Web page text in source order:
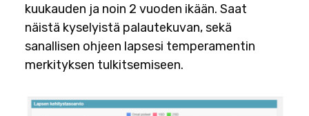
kuukauden ja noin 2 vuoden ikään. Saat
näistä kyselyistä palautekuvan, sekä
sanallisen ohjeen lapsesi temperamentin
merkityksen tulkitsemiseen.